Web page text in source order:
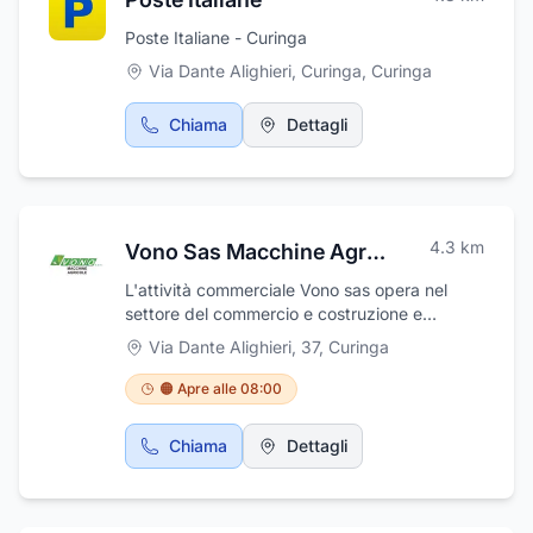
Poste Italiane - Curinga
Via Dante Alighieri, Curinga, Curinga
Chiama Dettagli
Vono Sas Macchine Agricole 4.3 km
L'attività commerciale Vono sas opera nel
settore del commercio e costruzione e
vendita di macchine e rimorchi per il settore
dell'agricoltura, industria, costruzioni
meccaniche, carpenteria, riparazioni e
forniture industriali, disponendo di un
vastissimo assortimento di articoli tecnici ai
quali affianca l'attività relativa all'officina per
la ditta Vono è specializzata nella costruzione
Via Dante Alighieri, 37, Curinga
🟠 Apre alle 08:00
Chiama Dettagli